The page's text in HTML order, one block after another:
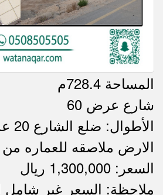
المساحة 728.4م
شارع عرض 60
الأطوال: ضلع الشارع 20 عمق 36.37
الارض ملاصقه للعماره
السعر: 1,300,000 ريال
ملاحظة: السعر غير شامل